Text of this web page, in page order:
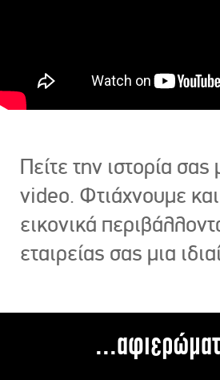
Πείτε την ιστορία
video. Φτιάχνουμε
εικονικά
εταιρείας σας μια